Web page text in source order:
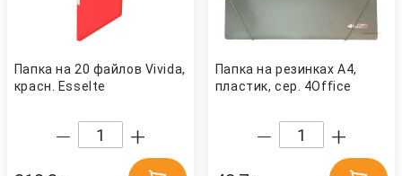
Папка на 20 файлов Vivida,
красн. Esselte
Папка на резинках А4,
пластик, сер. 4Office